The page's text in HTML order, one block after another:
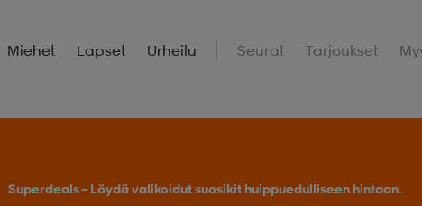
Miehet Lapset Urheilu Seurat Tarjoukset
Osta 2 tai enemmän, saat -25 % outdoor-tuotteista.